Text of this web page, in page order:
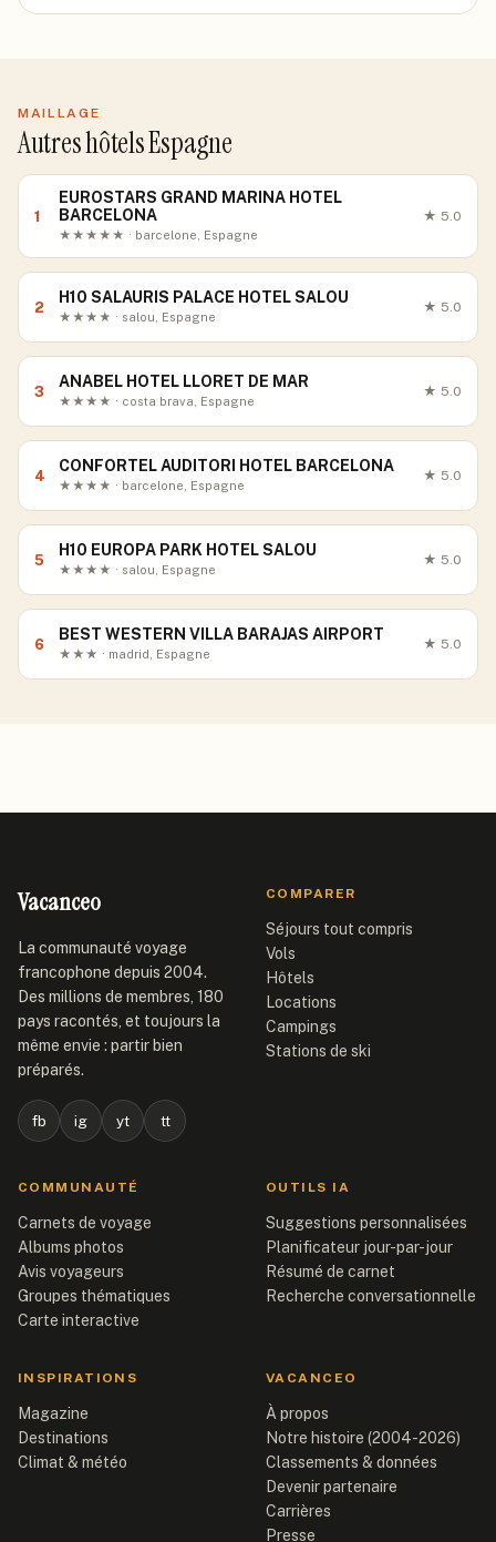
MAILLAGE
Autres hôtels Espagne
1
EUROSTARS GRAND MARINA HOTEL
BARCELONA
★★★★★ · barcelone, Espagne
★ 5.0
2
H10 SALAURIS PALACE HOTEL SALOU
★★★★ · salou, Espagne
★ 5.0
3
ANABEL HOTEL LLORET DE MAR
★★★★ · costa brava, Espagne
★ 5.0
4
CONFORTEL AUDITORI HOTEL BARCELONA
★★★★ · barcelone, Espagne
★ 5.0
5
H10 EUROPA PARK HOTEL SALOU
★★★★ · salou, Espagne
★ 5.0
6
BEST WESTERN VILLA BARAJAS AIRPORT
★★★ · madrid, Espagne
★ 5.0
Vacanceo
La communauté voyage
francophone depuis 2004.
Des millions de membres, 180
pays racontés, et toujours la
même envie : partir bien
préparés.
fb ig yt tt
COMPARER
Séjours tout compris
Vols
Hôtels
Locations
Campings
Stations de ski
COMMUNAUTÉ
Carnets de voyage
Albums photos
Avis voyageurs
Groupes thématiques
Carte interactive
OUTILS IA
Suggestions personnalisées
Planificateur jour-par-jour
Résumé de carnet
Recherche conversationnelle
INSPIRATIONS
Magazine
Destinations
Climat & météo
VACANCEO
À propos
Notre histoire (2004-2026)
Classements & données
Devenir partenaire
Carrières
Presse